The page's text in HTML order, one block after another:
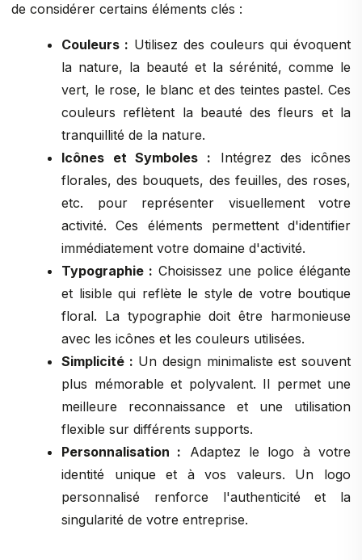
de considérer certains éléments clés :
Couleurs : Utilisez des couleurs qui évoquent
la nature, la beauté et la sérénité, comme le
vert, le rose, le blanc et des teintes pastel. Ces
couleurs reflètent la beauté des fleurs et la
tranquillité de la nature.
Icônes et Symboles : Intégrez des icônes
florales, des bouquets, des feuilles, des roses,
etc. pour représenter visuellement votre
activité. Ces éléments permettent d'identifier
immédiatement votre domaine d'activité.
Typographie : Choisissez une police élégante
et lisible qui reflète le style de votre boutique
floral. La typographie doit être harmonieuse
avec les icônes et les couleurs utilisées.
Simplicité : Un design minimaliste est souvent
plus mémorable et polyvalent. Il permet une
meilleure reconnaissance et une utilisation
flexible sur différents supports.
Personnalisation : Adaptez le logo à votre
identité unique et à vos valeurs. Un logo
personnalisé renforce l'authenticité et la
singularité de votre entreprise.